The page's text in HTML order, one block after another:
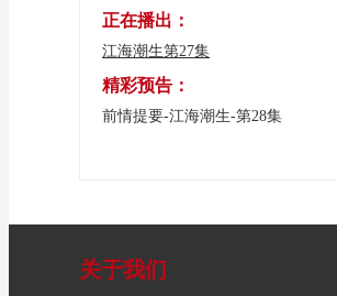
正在播出：
江海潮生第27集
精彩预告：
前情提要-江海潮生-第28集
关于我们